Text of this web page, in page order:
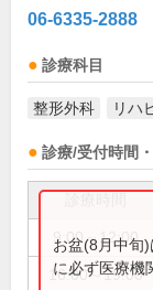
06-6335-2888
診療科目
整形外科 リハ
診療/受付時間
9:00～12:00
16:00～19:00
お盆(8月中旬
に必ず医療機